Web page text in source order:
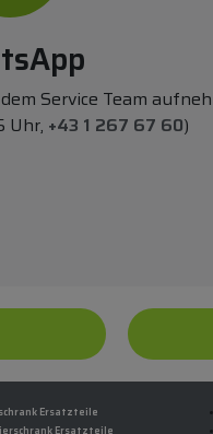
Service Team
Uhr, +43 1 267 67 60)
Ersatzteile
Ersatzteile